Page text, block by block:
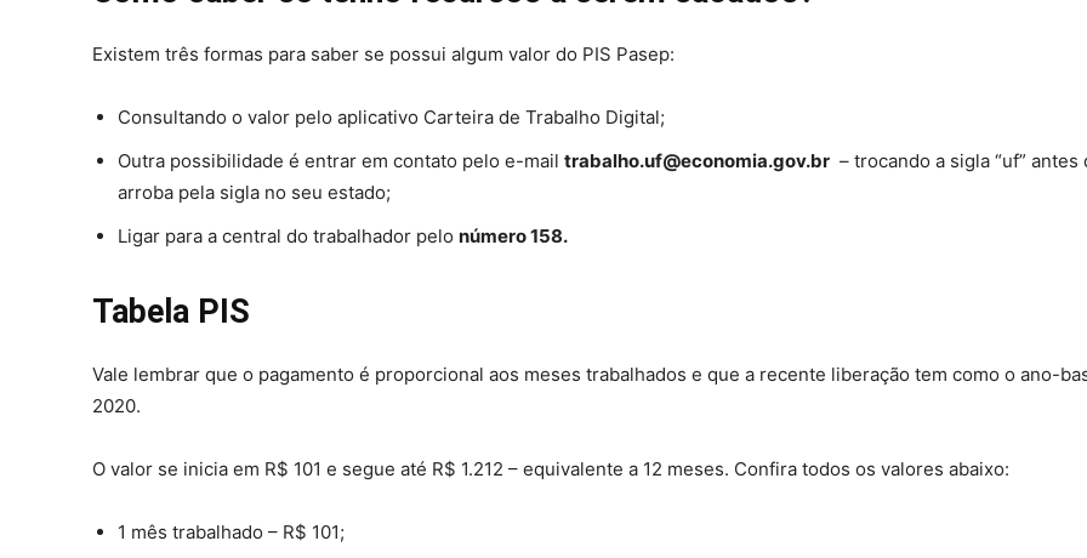
Existem três formas para saber se possui algum valor do PIS Pasep:
Consultando o valor pelo aplicativo Carteira de Trabalho Digital;
Outra possibilidade é entrar em contato pelo e-mail trabalho.uf@economia.gov.br – trocando a sigla “uf” antes
arroba pela sigla no seu estado;
Ligar para a central do trabalhador pelo número 158.
Tabela PIS
Vale lembrar que o pagamento é proporcional aos meses trabalhados e que a recente liberação tem como o ano-
2020.
O valor se inicia em R$ 101 e segue até R$ 1.212 – equivalente a 12 meses. Confira todos os valores abaixo:
1 mês trabalhado – R$ 101;